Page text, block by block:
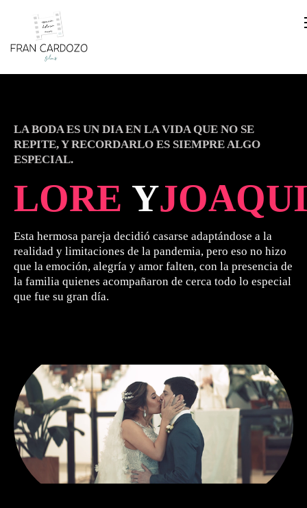
LA BODA ES UN DIA EN LA VIDA QUE NO SE
REPITE, Y RECORDARLO ES SIEMPRE ALGO
ESPECIAL.
LORE Y
Esta hermosa pareja decidió casarse adaptándose a la
realidad y limitaciones de la pandemia, pero eso no hizo
que la emoción, alegría y amor falten, con la presencia de
la familia quienes acompañaron de cerca todo lo especial
que fue su gran día.